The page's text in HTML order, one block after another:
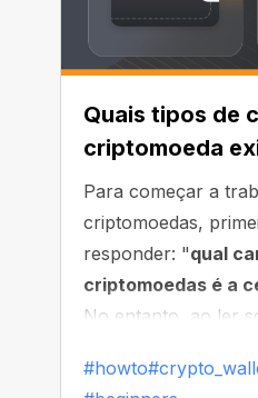
Quais tipos de
criptomoeda
Para começar a
criptomoedas,
responder: "qual
criptomoedas é a
No entanto, ao ler
é tão simples
#howto